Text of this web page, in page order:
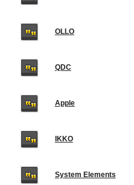
OLLO
QDC
Apple
IKKO
System Elements